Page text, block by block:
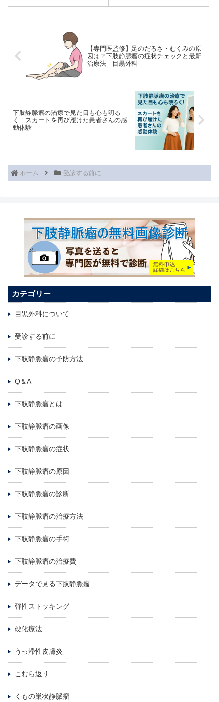
く質問される「下肢静脈瘤（か
「目黒外科」院長・齋藤陽 医師
【専門医監修】足のだるさ・むくみの原
因は？下肢静脈瘤の症状チェックと最新
治療法｜目黒外科
下肢静脈瘤の治療で見た目も心も明る
く！スカートを再び履けた患者さんの感
動体験
ホーム 受診する前に
カテゴリー
目黒外科について
受診する前に
下肢静脈瘤の予防方法
Q＆A
下肢静脈瘤とは
下肢静脈瘤の画像
下肢静脈瘤の症状
下肢静脈瘤の原因
下肢静脈瘤の診断
下肢静脈瘤の治療方法
下肢静脈瘤の手術
下肢静脈瘤の治療費
データで見る下肢静脈瘤
弾性ストッキング
硬化療法
うっ滞性皮膚炎
こむら返り
くもの巣状静脈瘤